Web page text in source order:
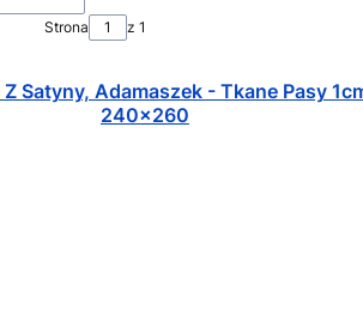
Strona z 1